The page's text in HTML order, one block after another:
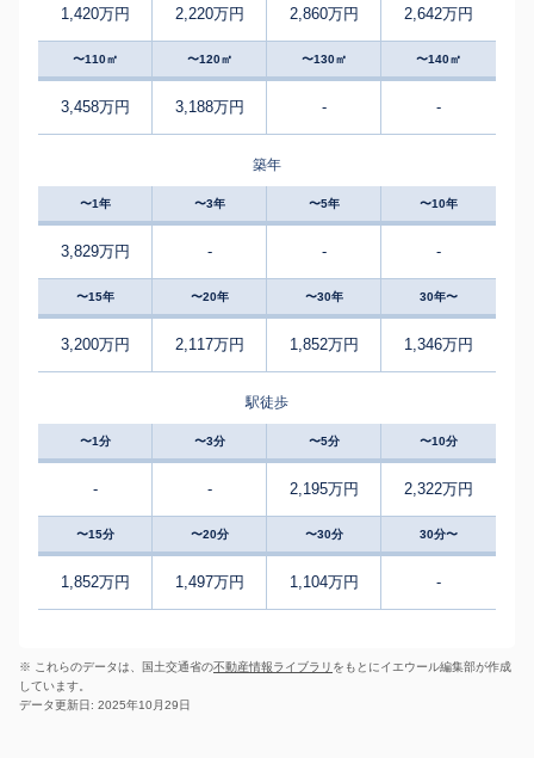
1,420万円 2,220万円 2,860万円 2,642万円
〜110㎡ 〜120㎡ 〜130㎡ 〜140㎡
3,458万円 3,188万円 - -
築年
〜1年 〜3年 〜5年 〜10年
3,829万円 - - -
〜15年 〜20年 〜30年 30年〜
3,200万円 2,117万円 1,852万円 1,346万円
駅徒歩
〜1分 〜3分 〜5分 〜10分
- - 2,195万円 2,322万円
〜15分 〜20分 〜30分 30分〜
1,852万円 1,497万円 1,104万円 -
※ これらのデータは、国土交通省の不動産情報ライブラリ をもとにイエウール編集部が作成
しています。
データ更新日: 2025年10月29日